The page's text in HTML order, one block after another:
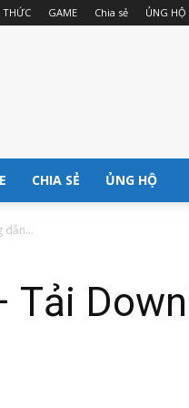
THỨC GAME Chia sẻ ỦNG HỘ
CHIA SẺ ỦNG HỘ
dẫn...